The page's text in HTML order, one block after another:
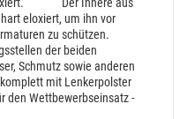
eloxiert, um ihn vor
zu schützen.
der beiden
Schmutz sowie anderen
mit Lenkerpolster
den Wettbewerbseinsatz -